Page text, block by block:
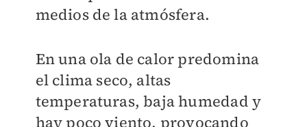
medios de la atmósfera.
En una ola de calor predomina
el clima seco, altas
temperaturas, baja humedad y
hay poco viento, provocando